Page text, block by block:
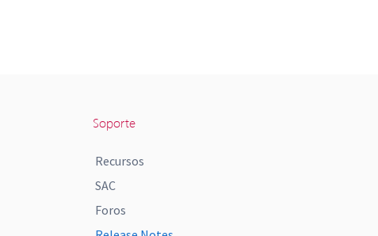
Soporte
Recursos
SAC
Foros